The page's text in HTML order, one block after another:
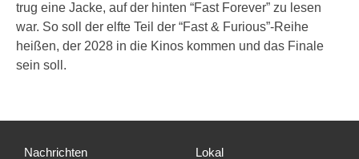
trug eine Jacke, auf der hinten “Fast Forever” zu lesen
war. So soll der elfte Teil der “Fast & Furious”-Reihe
heißen, der 2028 in die Kinos kommen und das Finale
sein soll.
Nachrichten Lokal